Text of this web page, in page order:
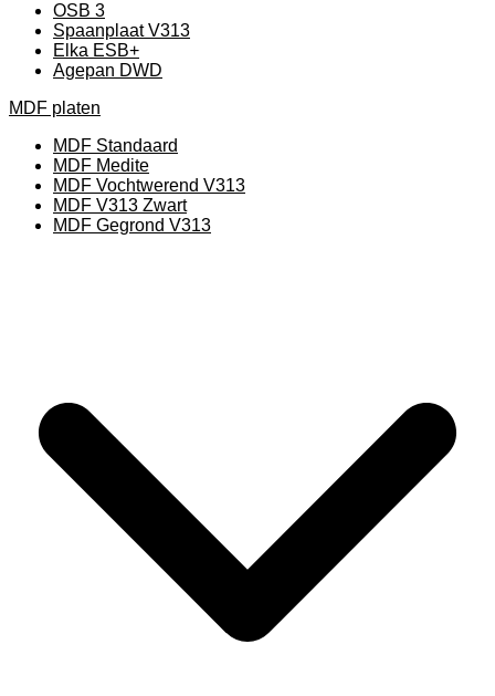
OSB 3
Spaanplaat V313
Elka ESB+
Agepan DWD
MDF platen
MDF Standaard
MDF Medite
MDF Vochtwerend V313
MDF V313 Zwart
MDF Gegrond V313